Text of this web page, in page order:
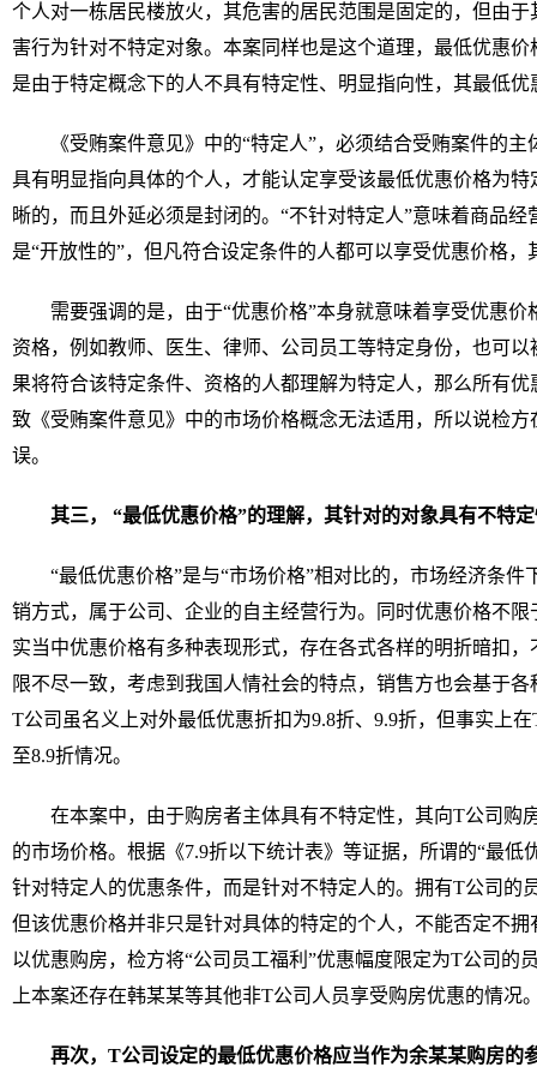
个人对一栋居民楼放火，其危害的居民范围是固定的，但由
害行为针对不特定对象。本案同样也是这个道理，最低优惠
是由于特定概念下的人不具有特定性、明显指向性，其最低
《受贿案件意见》中的“特定人”，必须结合受贿案件的
具有明显指向具体的个人，才能认定享受该最低优惠价格为
晰的，而且外延必须是封闭的。“不针对特定人”意味着商品
是“开放性的”，但凡符合设定条件的人都可以享受优惠价格
需要强调的是，由于“优惠价格”本身就意味着享受优惠
资格，例如教师、医生、律师、公司员工等特定身份，也可
果将符合该特定条件、资格的人都理解为特定人，那么所有
致《受贿案件意见》中的市场价格概念无法适用，所以说检
误。
其三， “最低优惠价格”的理解，其针对的对象具有不特
“最低优惠价格”是与“市场价格”相对比的，市场经济条
销方式，属于公司、企业的自主经营行为。同时优惠价格不
实当中优惠价格有多种表现形式，存在各式各样的明折暗扣
限不尽一致，考虑到我国人情社会的特点，销售方也会基于
T公司虽名义上对外最低优惠折扣为9.8折、9.9折，但事实上
至8.9折情况。
在本案中，由于购房者主体具有不特定性，其向T公司购
的市场价格。根据《7.9折以下统计表》等证据，所谓的“最低
针对特定人的优惠条件，而是针对不特定人的。拥有T公司的
但该优惠价格并非只是针对具体的特定的个人，不能否定不
以优惠购房，检方将“公司员工福利”优惠幅度限定为T公司的
上本案还存在韩某某等其他非T公司人员享受购房优惠的情况
再次，T公司设定的最低优惠价格应当作为余某某购房的